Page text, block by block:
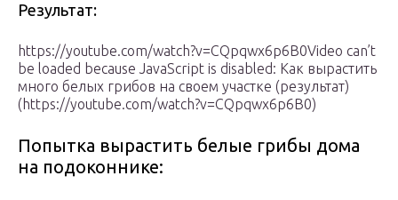
Результат:
https://youtube.com/watch?v=CQpqwx6p6B0Video can’t
be loaded because JavaScript is disabled: Как вырастить
много белых грибов на своем участке (результат)
(https://youtube.com/watch?v=CQpqwx6p6B0)
Попытка вырастить белые грибы дома
на подоконнике: